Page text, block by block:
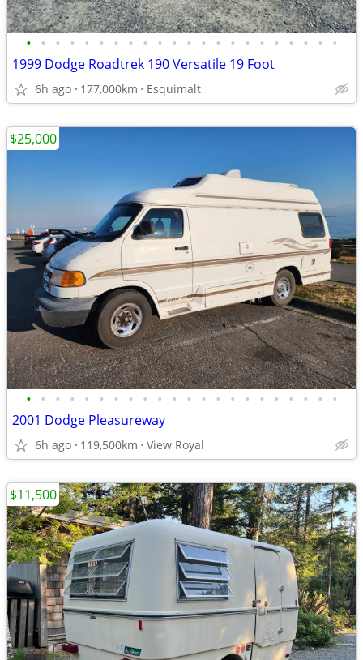
• • • • • • • • • • • • • • • • • • • • • •
1999 Dodge Roadtrek 190 Versatile 19 Foot
6h ago 177,000km Esquimalt
• • • • • • • • • • • • • • • • • • • • • •
2001 Dodge Pleasureway
6h ago 119,500km View Royal
$25,000
$11,500